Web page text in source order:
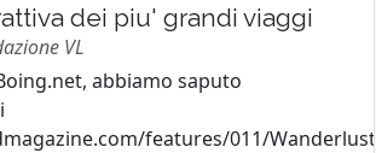
dei piu' grandi viaggi
VL
abbiamo saputo
features/011/